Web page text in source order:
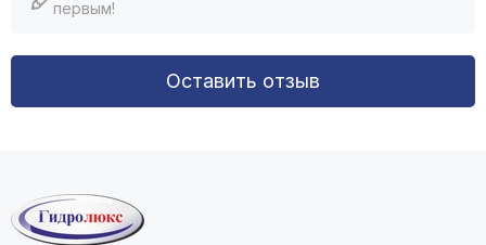
первым!
Оставить отзыв